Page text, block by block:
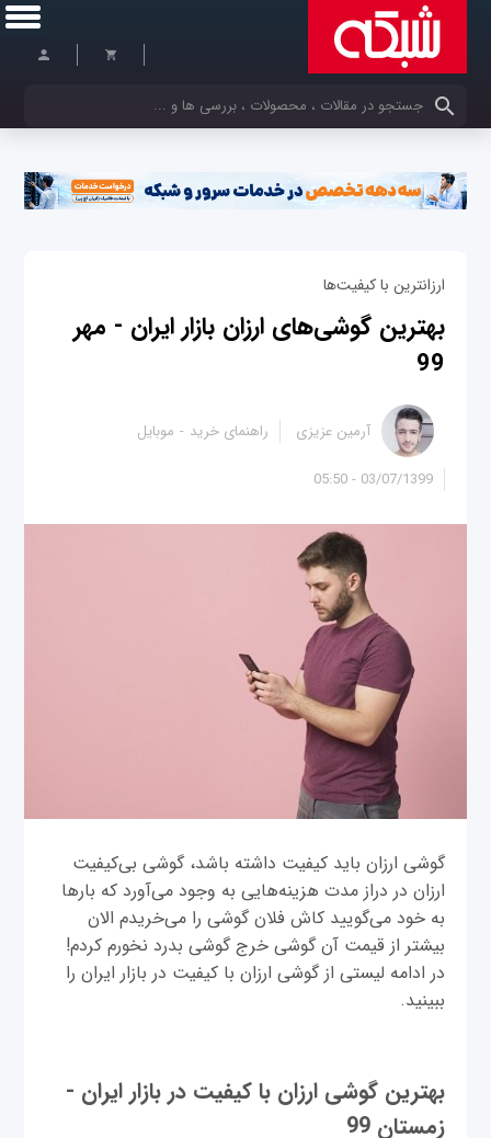
کلمات کلیدی خود را وارد کنید
ارزانترین با کیفیت‌ها
بهترین گوشی‌های ارزان بازار ایران - مهر
99
03/07/1399 - 05:50
آرمین عزیزی راهنمای خرید موبایل
گوشی ارزان باید کیفیت داشته باشد، گوشی بی‌کیفیت
ارزان در دراز مدت هزینه‌هایی به وجود می‌آورد که بارها
به خود می‌گویید کاش فلان گوشی را می‌خریدم الان
بیشتر از قیمت آن گوشی خرج گوشی بدرد نخورم کردم!
در ادامه لیستی از گوشی‌ ارزان با کیفیت در بازار ایران را
ببینید.
بهترین گوشی‌ ارزان با کیفیت در بازار ایران -
زمستان 99